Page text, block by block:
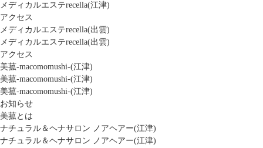
メディカルエステrecella(江津)
アクセス
メディカルエステrecella(出雲)
メディカルエステrecella(出雲)
アクセス
美菰-macomomushi-(江津)
美菰-macomomushi-(江津)
美菰-macomomushi-(江津)
お知らせ
美菰とは
ナチュラル＆ヘナサロン ノアヘアー(江津)
ナチュラル＆ヘナサロン ノアヘアー(江津)